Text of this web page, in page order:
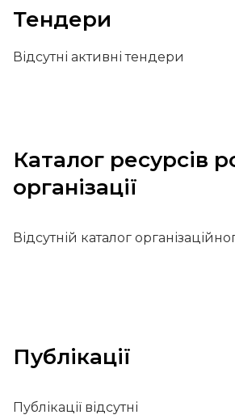
Тендери
Відсутні активні тендери
Каталог ресурсів
організації
Відсутній каталог
Публікації
Публікації відсутні